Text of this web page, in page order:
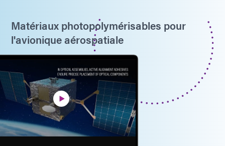
Matériaux photopolymérisables pour
l'avionique aérospatiale